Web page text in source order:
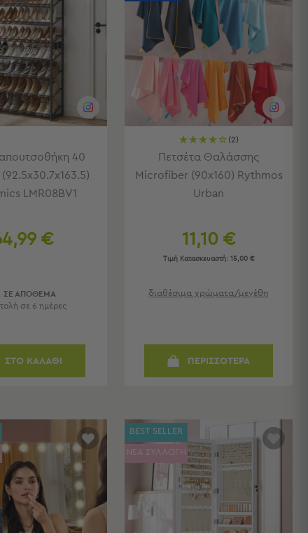
40
LMR08BV1
€
ΣΕ ΑΠΟΘΕΜΑ
σε 6 ημέρες
ΣΤΟ ΚΑΛΑΘΙ
(2)
Πετσέτα Θαλάσσης
Microfiber (90x160) Rythmos
Urban
11,10 €
Τιμή Κατασκευαστή: 15,00 €
διαθέσιμα χρώματα/μεγέθη
ΠΕΡΙΣΣΟΤΕΡΑ
BEST SELLER
ΝΕΑ ΣΥΛΛΟΓΗ